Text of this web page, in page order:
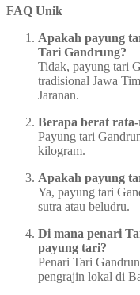
FAQ Unik
Apakah payung
Tari Gandrung?
Tidak, payung tari
tradisional Jawa
Jaranan.
Berapa berat
Payung tari
kilogram.
Apakah payung
Ya, payung tari
sutra atau beludru.
Di mana penari
payung tari?
Penari Tari
pengrajin lokal di